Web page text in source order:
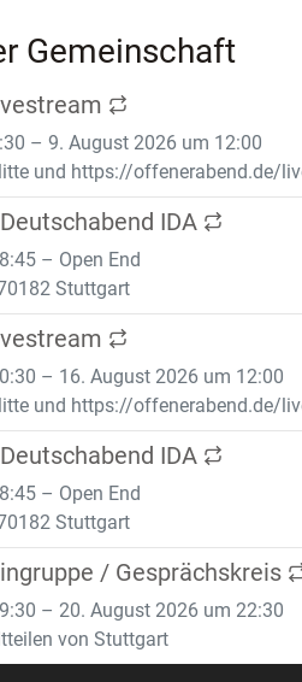
Gemeinschaft
– 9. August 2026 um 12:00
und https://offenerabend.de/
IDA
– Open End
Stuttgart
– 16. August 2026 um 12:00
und https://offenerabend.de/
IDA
– Open End
Stuttgart
/ Gesprächskreis
– 20. August 2026 um 22:30
von Stuttgart